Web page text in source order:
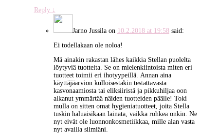
Reply ↓
Jarno Jussilaon 10.2.2018 at 19:58 said:
Ei todellakaan ole noloa!
Mä ainakin rakastan lähes kaikkia Stellan puolelta
löytyviä tuotteita. Se on mielenkiintoista miten eri
tuotteet toimii eri ihotyypeillä. Annan aina
käyttäjäarvion kulloisestakin testattavasta
kasvonaamiosta tai eliksiiristä ja pikkuhiljaa oon
alkanut ymmärtää näiden tuotteiden päälle! Toki
mulla on sitten omat hygieniatuotteet, joita Stella
tuskin haluaisikaan lainata, vaikka rohkea onkin. Ne
nyt eivät ole luonnonkosmetiikkaa, mille alan vasta
nyt availla silmiäni.